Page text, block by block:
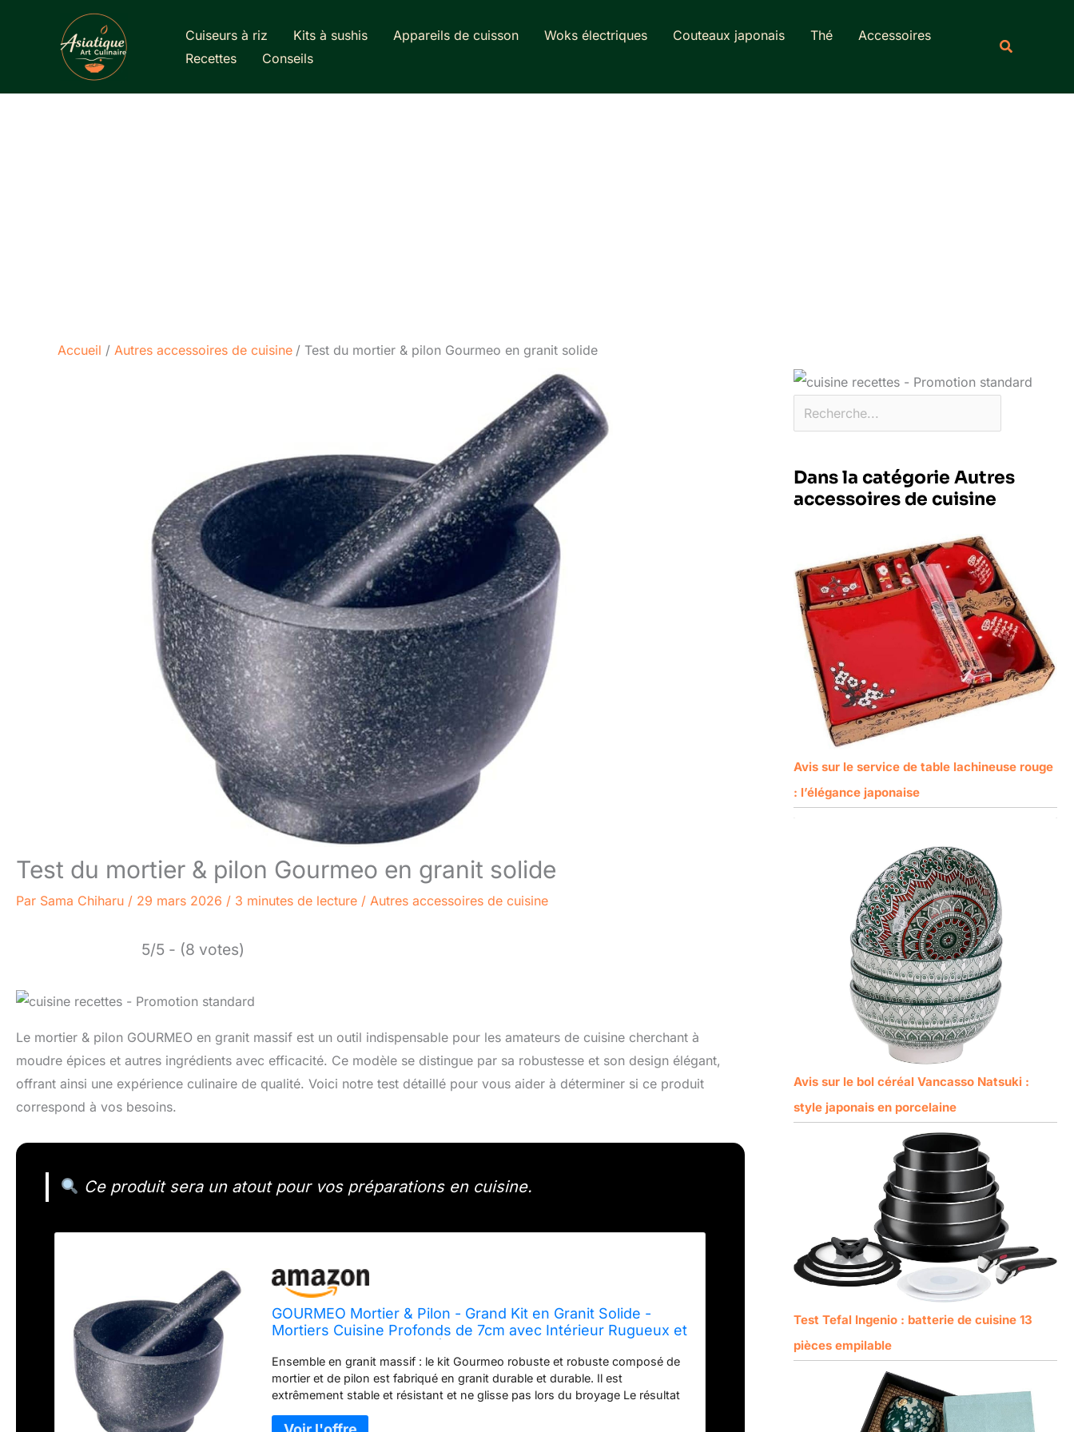
Cuiseurs à riz Kits à sushis Appareils de cuisson Woks électriques Couteaux japonais Thé
Accessoires
Recettes
Conseils
Accueil Autres accessoires de cuisine Test du mortier & pilon Gourmeo en granit solide
Test du mortier & pilon Gourmeo en granit solide
Par Sama Chiharu / 29 mars 2026 / 3 minutes de lecture / Autres accessoires de cuisine
5/5 - (8 votes)
Le mortier & pilon GOURMEO en granit massif est un outil indispensable pour les amateurs de cuisine cherchant à
moudre épices et autres ingrédients avec efficacité. Ce modèle se distingue par sa robustesse et son design élégant,
offrant ainsi une expérience culinaire de qualité. Voici notre test détaillé pour vous aider à déterminer si ce produit
correspond à vos besoins.
Ce produit sera un atout pour vos préparations en cuisine.
GOURMEO Mortier & Pilon - Grand Kit en Granit Solide -
Mortiers Cuisine Profonds de 7cm avec Intérieur Rugueux et
Ensemble en granit massif : le kit Gourmeo robuste et robuste composé de
mortier et de pilon est fabriqué en granit durable et durable. Il est
extrêmement stable et résistant et ne glisse pas lors du broyage Le résultat
extérieur poli, ce qui garantit un résultat parfait de broyage. Dimensions :
Dans la catégorie Autres
accessoires de cuisine
Avis sur le service de table lachineuse rouge
: l’élégance japonaise
Avis sur le bol céréal Vancasso Natsuki :
style japonais en porcelaine
Test Tefal Ingenio : batterie de cuisine 13
pièces empilable